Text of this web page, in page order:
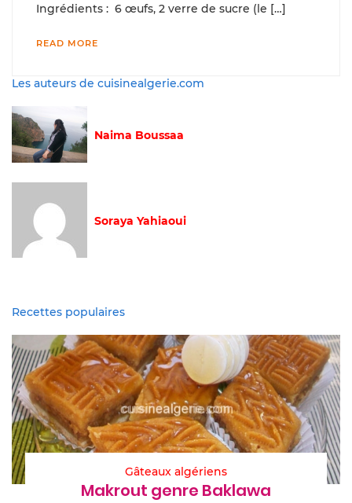
Ingrédients : 6 œufs, 2 verre de sucre (le […]
READ MORE
Les auteurs de cuisinealgerie.com
Naima Boussaa
Soraya Yahiaoui
Recettes populaires
Gâteaux algériens
Makrout genre Baklawa